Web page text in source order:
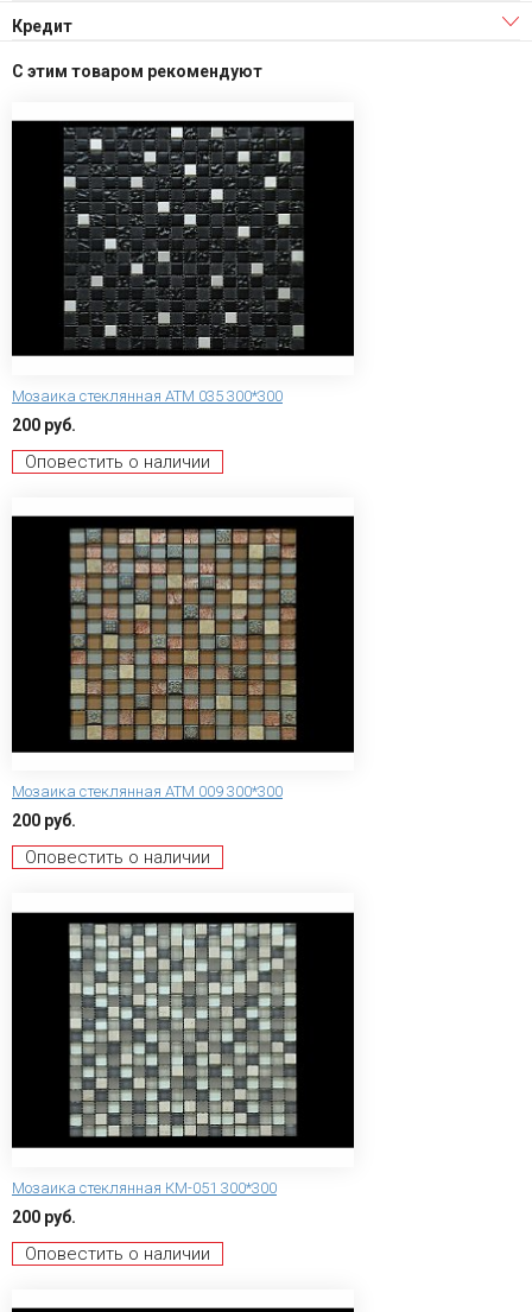
Кредит
С этим товаром рекомендуют
Мозаика стеклянная ATM 035 300*300
200 руб.
Оповестить о наличии
Мозаика стеклянная ATM 009 300*300
200 руб.
Оповестить о наличии
Мозаика стеклянная КМ-051 300*300
200 руб.
Оповестить о наличии